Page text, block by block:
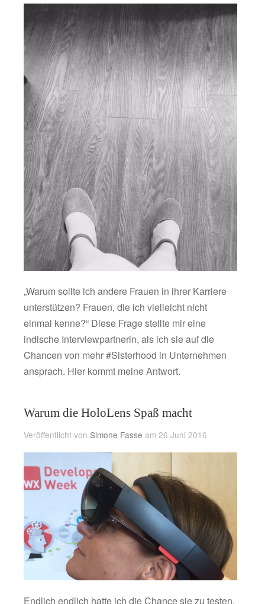
„Warum sollte ich andere Frauen in ihrer Karriere
unterstützen? Frauen, die ich vielleicht nicht
einmal kenne?“ Diese Frage stellte mir eine
indische Interviewpartnerin, als ich sie auf die
Chancen von mehr #Sisterhood in Unternehmen
ansprach. Hier kommt meine Antwort.
Warum die HoloLens Spaß macht
Veröffentlicht von Simone Fasse am 26 Juni 2016
Endlich endlich hatte ich die Chance sie zu testen,